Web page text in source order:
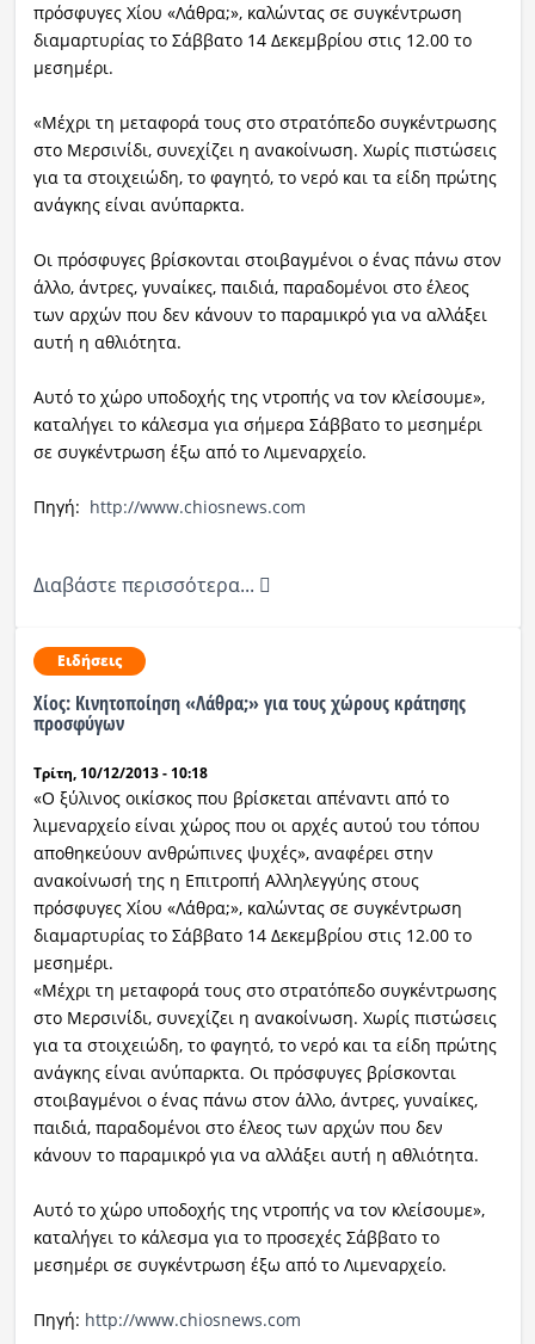
πρόσφυγες Χίου «Λάθρα;», καλώντας σε συγκέντρωση
διαμαρτυρίας το Σάββατο 14 Δεκεμβρίου στις 12.00 το
μεσημέρι.
«Μέχρι τη μεταφορά τους στο στρατόπεδο συγκέντρωσης
στο Μερσινίδι, συνεχίζει η ανακοίνωση. Χωρίς πιστώσεις
για τα στοιχειώδη, το φαγητό, το νερό και τα είδη πρώτης
ανάγκης είναι ανύπαρκτα.
Oι πρόσφυγες βρίσκονται στοιβαγμένοι ο ένας πάνω στον
άλλο, άντρες, γυναίκες, παιδιά, παραδομένοι στο έλεος
των αρχών που δεν κάνουν το παραμικρό για να αλλάξει
αυτή η αθλιότητα.
Αυτό το χώρο υποδοχής της ντροπής να τον κλείσουμε»,
καταλήγει το κάλεσμα για σήμερα Σάββατο το μεσημέρι
σε συγκέντρωση έξω από το Λιμεναρχείο.
Πηγή: http://www.chiosnews.com
Διαβάστε περισσότερα...
Ειδήσεις
Χίος: Κινητοποίηση «Λάθρα;» για τους χώρους κράτησης
προσφύγων
Τρίτη, 10/12/2013 - 10:18
«Ο ξύλινος οικίσκος που βρίσκεται απέναντι από το
λιμεναρχείο είναι χώρος που οι αρχές αυτού του τόπου
αποθηκεύουν ανθρώπινες ψυχές», αναφέρει στην
ανακοίνωσή της η Επιτροπή Αλληλεγγύης στους
πρόσφυγες Χίου «Λάθρα;», καλώντας σε συγκέντρωση
διαμαρτυρίας το Σάββατο 14 Δεκεμβρίου στις 12.00 το
μεσημέρι.
«Μέχρι τη μεταφορά τους στο στρατόπεδο συγκέντρωσης
στο Μερσινίδι, συνεχίζει η ανακοίνωση. Χωρίς πιστώσεις
για τα στοιχειώδη, το φαγητό, το νερό και τα είδη πρώτης
ανάγκης είναι ανύπαρκτα. Oι πρόσφυγες βρίσκονται
στοιβαγμένοι ο ένας πάνω στον άλλο, άντρες, γυναίκες,
παιδιά, παραδομένοι στο έλεος των αρχών που δεν
κάνουν το παραμικρό για να αλλάξει αυτή η αθλιότητα.
Αυτό το χώρο υποδοχής της ντροπής να τον κλείσουμε»,
καταλήγει το κάλεσμα για το προσεχές Σάββατο το
μεσημέρι σε συγκέντρωση έξω από το Λιμεναρχείο.
Πηγή: http://www.chiosnews.com